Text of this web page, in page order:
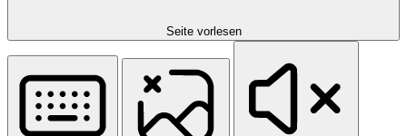
Seite vorlesen